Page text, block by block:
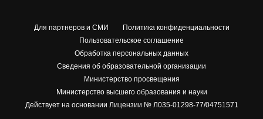
Для партнеров и СМИ
Политика конфиденциальности
Пользовательское соглашение
Обработка персональных данных
Сведения об образовательной организации
Министерство просвещения
Министерство высшего образования и науки
Действует на основании Лицензии № Л035-01298-77/04751571